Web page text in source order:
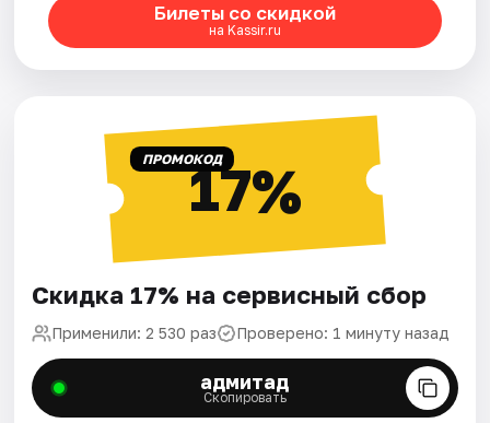
Билеты со скидкой
на Kassir.ru
ПРОМОКОД17%
Скидка 17% на сервисный сбор
Применили: 2 530 раз Проверено: 1 минуту назад
адмитад
Скопировать